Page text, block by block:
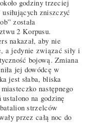
godziny trzeciej
zniszczyć
została
2 Korpusu.
nakazał, aby nie
a jedynie związać siły i
bojową. Zmiana
jej dowódcę w
jest słaba, bliska
następnego
na godzinę
strzelców
przez całą noc do